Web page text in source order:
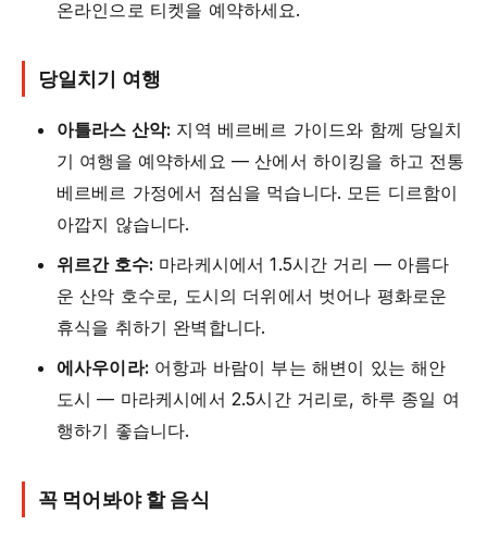
온라인으로 티켓을 예약하세요.
당일치기 여행
아틀라스 산악: 지역 베르베르 가이드와 함께 당일치
기 여행을 예약하세요 — 산에서 하이킹을 하고 전통
베르베르 가정에서 점심을 먹습니다. 모든 디르함이
아깝지 않습니다.
위르간 호수: 마라케시에서 1.5시간 거리 — 아름다
운 산악 호수로, 도시의 더위에서 벗어나 평화로운
휴식을 취하기 완벽합니다.
에사우이라: 어항과 바람이 부는 해변이 있는 해안
도시 — 마라케시에서 2.5시간 거리로, 하루 종일 여
행하기 좋습니다.
꼭 먹어봐야 할 음식